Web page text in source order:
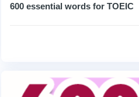
600 essential words for TOEIC